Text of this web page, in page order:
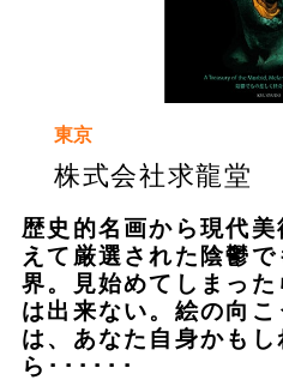
東京
株式会社求龍堂
歴史的名画から現代
えて厳選された陰鬱
界。見始めてしまった
は出来ない。絵の向
は、あなた自身かも
ら･･････